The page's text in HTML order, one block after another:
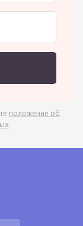
положение об
.